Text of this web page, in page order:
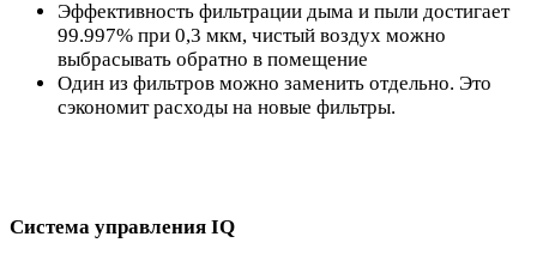
Эффективность фильтрации дыма и пыли достигает
99.997% при 0,3 мкм, чистый воздух можно
выбрасывать обратно в помещение
Один из фильтров можно заменить отдельно. Это
сэкономит расходы на новые фильтры.
Система управления IQ